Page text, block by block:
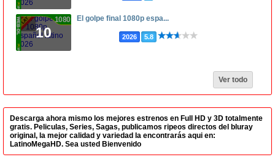
10
1080p El golpe final 1080p espa...
2026 5.8
Ver todo
Descarga ahora mismo los mejores estrenos en Full HD y 3D totalmente
gratis. Peliculas, Series, Sagas, publicamos ripeos directos del bluray
original, la mejor calidad y variedad la encontrarás aqui en:
LatinoMegaHD. Sea usted Bienvenido